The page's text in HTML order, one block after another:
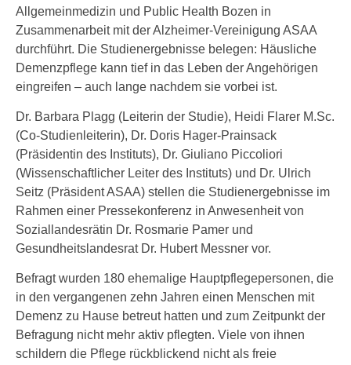
Allgemeinmedizin und Public Health Bozen in
Zusammenarbeit mit der Alzheimer-Vereinigung ASAA
durchführt. Die Studienergebnisse belegen: Häusliche
Demenzpflege kann tief in das Leben der Angehörigen
eingreifen – auch lange nachdem sie vorbei ist.
Dr. Barbara Plagg (Leiterin der Studie), Heidi Flarer M.Sc.
(Co-Studienleiterin), Dr. Doris Hager-Prainsack
(Präsidentin des Instituts), Dr. Giuliano Piccoliori
(Wissenschaftlicher Leiter des Instituts) und Dr. Ulrich
Seitz (Präsident ASAA) stellen die Studienergebnisse im
Rahmen einer Pressekonferenz in Anwesenheit von
Soziallandesrätin Dr. Rosmarie Pamer und
Gesundheitslandesrat Dr. Hubert Messner vor.
Befragt wurden 180 ehemalige Hauptpflegepersonen, die
in den vergangenen zehn Jahren einen Menschen mit
Demenz zu Hause betreut hatten und zum Zeitpunkt der
Befragung nicht mehr aktiv pflegten. Viele von ihnen
schildern die Pflege rückblickend nicht als freie